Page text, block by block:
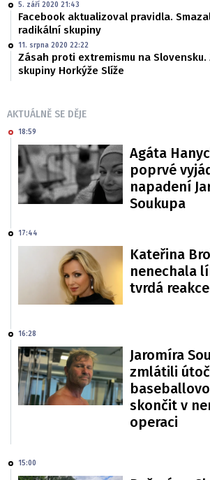
5. září 2020 21:43
Facebook aktualizoval pravidla.
radikální skupiny
11. srpna 2020 22:22
Zásah proti extremismu na Slovensku.
skupiny Horkýže Slíže
AKTUÁLNĚ SE DĚJE
18:59
Agáta
poprvé
napadení
Soukupa
17:44
Kateřina
nenechala
tvrdá reakce
16:28
Jaromíra
zmlátili
skončit v
operaci
15:00